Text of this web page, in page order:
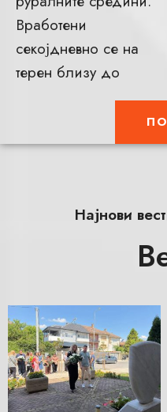
Вработени
секојдневно се на
терен близу до
Најнови